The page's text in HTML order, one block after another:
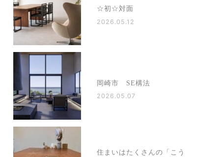
☆初☆対面
2026.05.12
岡崎市 SE構法
2026.05.07
住まいはたくさんの「こう